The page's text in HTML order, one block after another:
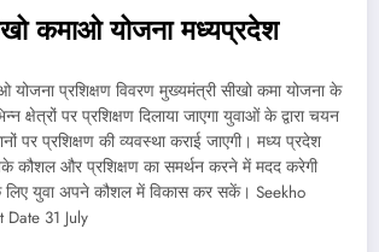
कमाओ योजना मध्यप्रदेश
योजना प्रशिक्षण विवरण मुख्यमंत्री सीखो कमा योजना के
क्षेत्रों पर प्रशिक्षण दिलाया जाएगा युवाओं के द्वारा चयन
पर प्रशिक्षण की व्यवस्था कराई जाएगी। मध्य प्रदेश
कौशल और प्रशिक्षण का समर्थन करने में मदद करेगी
लिए युवा अपने कौशल में विकास कर सकें। Seekho
Date 31 July